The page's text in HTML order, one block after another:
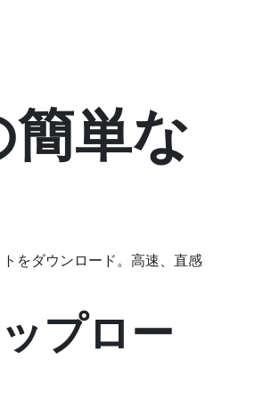
単な
をダウンロード。高速、直感
プロー